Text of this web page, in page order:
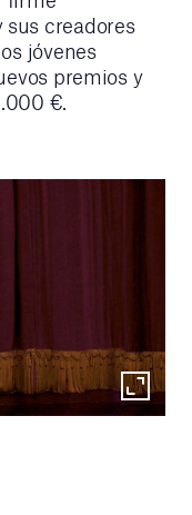
creadores
jóvenes
premios y
€.